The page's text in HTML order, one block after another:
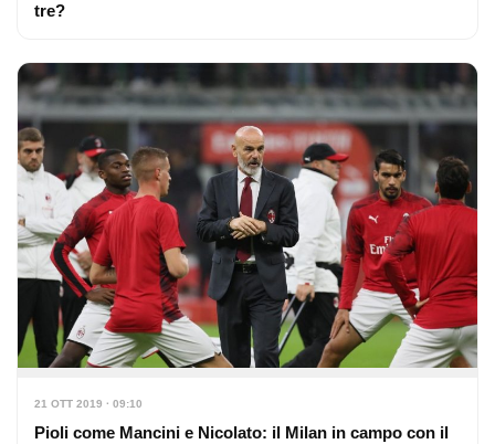
tre?
21 OTT 2019 · 09:10
Pioli come Mancini e Nicolato: il Milan in campo con il